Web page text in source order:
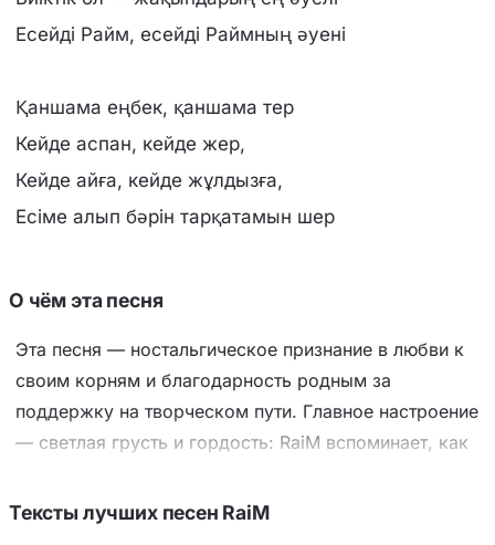
Есейді Райм, есейді Раймның әуені
Қаншама еңбек, қаншама тер
Кейде аспан, кейде жер,
Кейде айға, кейде жұлдызға,
Есіме алып бәрін тарқатамын шер
О чём эта песня
Эта песня — ностальгическое признание в любви к
своим корням и благодарность родным за
поддержку на творческом пути. Главное настроение
— светлая грусть и гордость: RaiM вспоминает, как
собирали еду), как шли к успеху, и признаётся, что
Тексты лучших песен RaiM